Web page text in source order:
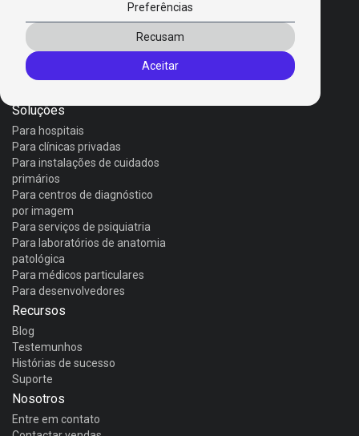
Preferências
Recusam
Aceitar
Invox Dictation
Invox Genesis
Soluções
Para hospitais
Para clínicas privadas
Para instalações de cuidados
primários
Para centros de diagnóstico
por imagem
Para serviços de psiquiatria
Para laboratórios de anatomia
patológica
Para médicos particulares
Para desenvolvedores
Recursos
Blog
Testemunhos
Histórias de sucesso
Suporte
Nosotros
Entre em contato